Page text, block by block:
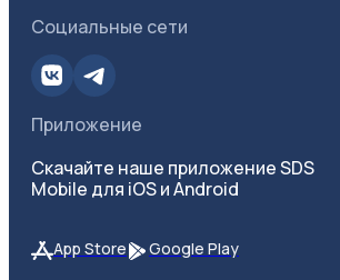
Социальные сети
Приложение
Скачайте наше приложение SDS
Mobile для iOS и Android
App Store Google Play